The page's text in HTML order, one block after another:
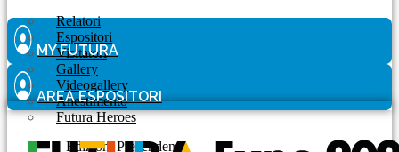
Relatori
Espositori
Visitatori
Gallery
Videogallery
Allestimento
Futura Heroes
| Edizioni Precendenti
MY FUTURA
AREA ESPOSITORI